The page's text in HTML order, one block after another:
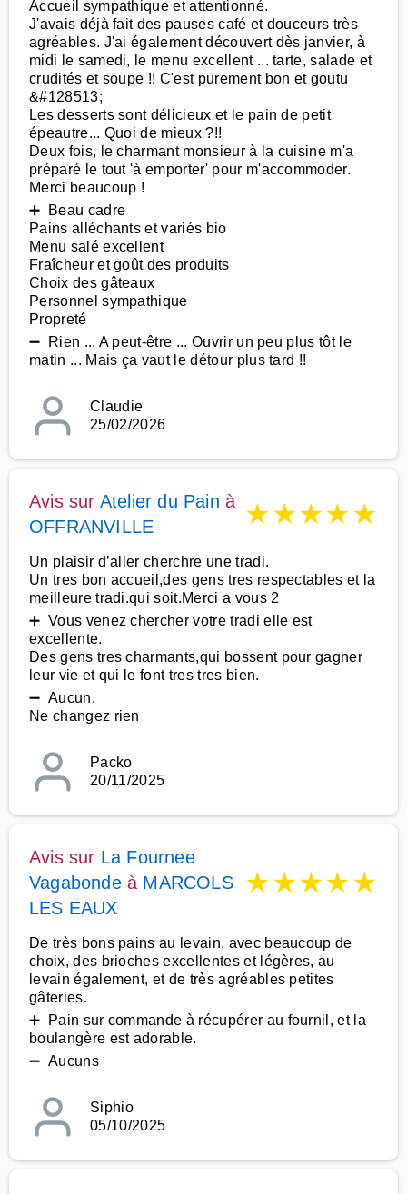
Accueil sympathique et attentionné.
J'avais déjà fait des pauses café et douceurs très
agréables. J'ai également découvert dès janvier, à
midi le samedi, le menu excellent ... tarte, salade et
crudités et soupe !! C'est purement bon et goutu
&#128513;
Les desserts sont délicieux et le pain de petit
épeautre... Quoi de mieux ?!!
Deux fois, le charmant monsieur à la cuisine m'a
préparé le tout 'à emporter' pour m'accommoder.
Merci beaucoup !
➕ Beau cadre
Pains alléchants et variés bio
Menu salé excellent
Fraîcheur et goût des produits
Choix des gâteaux
Personnel sympathique
Propreté
➖ Rien ... A peut-être ... Ouvrir un peu plus tôt le
matin ... Mais ça vaut le détour plus tard !!
Claudie
25/02/2026
Avis sur Atelier du Pain à
OFFRANVILLE
★★★★★
Un plaisir d’aller cherchre une tradi.
Un tres bon accueil,des gens tres respectables et la
meilleure tradi.qui soit.Merci a vous 2
➕ Vous venez chercher votre tradi elle est
excellente.
Des gens tres charmants,qui bossent pour gagner
leur vie et qui le font tres tres bien.
➖ Aucun.
Ne changez rien
Packo
20/11/2025
Avis sur La Fournee
Vagabondeà MARCOLS
LES EAUX
★★★★★
De très bons pains au levain, avec beaucoup de
choix, des brioches excellentes et légères, au
levain également, et de très agréables petites
gâteries.
➕ Pain sur commande à récupérer au fournil, et la
boulangère est adorable.
➖ Aucuns
Siphio
05/10/2025